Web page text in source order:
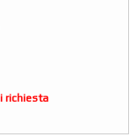
richiesta